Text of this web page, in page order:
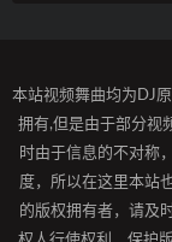
本站视频舞曲均为DJ
拥有,但是由于部分视
时由于信息的不对称
度，所以在这里本站
的版权拥有者，请及